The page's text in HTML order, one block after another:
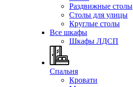
Раздвижные столы
Столы для улицы
Круглые столы
Все шкафы
Шкафы ЛДСП
Спальня
Кровати